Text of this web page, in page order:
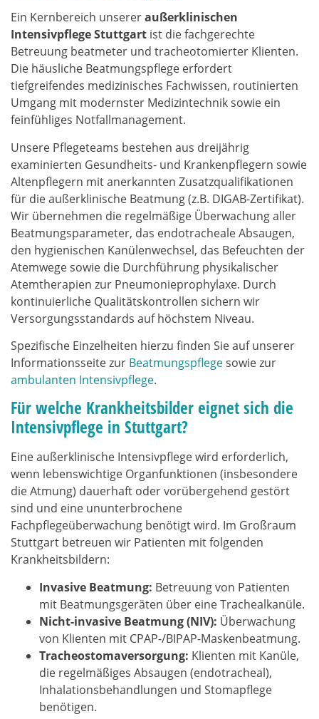
Ein Kernbereich unsereraußerklinischen
Intensivpflege Stuttgart ist die fachgerechte
Betreuung beatmeter und tracheotomierter Klienten.
Die häusliche Beatmungspflege erfordert
tiefgreifendes medizinisches Fachwissen, routinierten
Umgang mit modernster Medizintechnik sowie ein
feinfühliges Notfallmanagement.
Unsere Pflegeteams bestehen aus dreijährig
examinierten Gesundheits- und Krankenpflegern sowie
Altenpflegern mit anerkannten Zusatzqualifikationen
für die außerklinische Beatmung (z.B. DIGAB-Zertifikat).
Wir übernehmen die regelmäßige Überwachung aller
Beatmungsparameter, das endotracheale Absaugen,
den hygienischen Kanülenwechsel, das Befeuchten der
Atemwege sowie die Durchführung physikalischer
Atemtherapien zur Pneumonieprophylaxe. Durch
kontinuierliche Qualitätskontrollen sichern wir
Versorgungsstandards auf höchstem Niveau.
Spezifische Einzelheiten hierzu finden Sie auf unserer
Informationsseite zur Beatmungspflegesowie zur
ambulanten Intensivpflege.
Für welche Krankheitsbilder eignet sich die
Intensivpflege in Stuttgart?
Eine außerklinische Intensivpflege wird erforderlich,
wenn lebenswichtige Organfunktionen (insbesondere
die Atmung) dauerhaft oder vorübergehend gestört
sind und eine ununterbrochene
Fachpflegeüberwachung benötigt wird. Im Großraum
Stuttgart betreuen wir Patienten mit folgenden
Krankheitsbildern:
Invasive Beatmung: Betreuung von Patienten
mit Beatmungsgeräten über eine Trachealkanüle.
Nicht-invasive Beatmung (NIV): Überwachung
von Klienten mit CPAP-/BIPAP-Maskenbeatmung.
Tracheostomaversorgung: Klienten mit Kanüle,
die regelmäßiges Absaugen (endotracheal),
Inhalationsbehandlungen und Stomapflege
benötigen.